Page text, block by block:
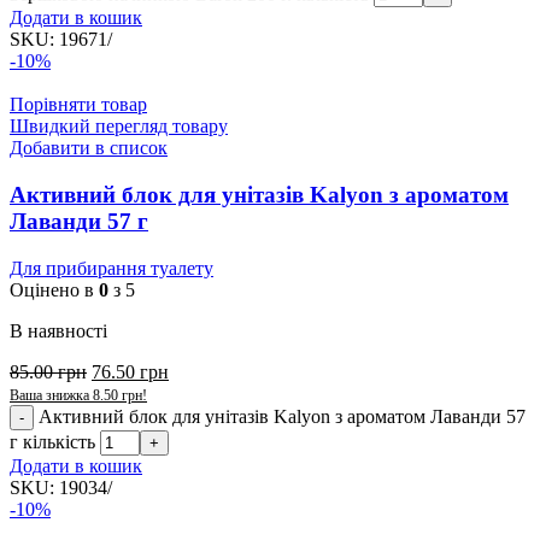
Додати в кошик
SKU: 19671/
-10%
Порівняти товар
Швидкий перегляд товару
Добавити в список
Активний блок для унітазів Kalyon з ароматом
Лаванди 57 г
Для прибирання туалету
Оцінено в 0 з 5
В наявності
85.00грн 76.50 грн
Ваша знижка 8.50 грн!
Активний блок для унітазів Kalyon з ароматом Лаванди 57
г кількість
Додати в кошик
SKU: 19034/
-10%